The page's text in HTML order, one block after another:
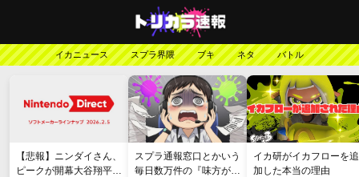
イカニュース スプラ界隈 ブキ ネタ バトル
【悲報】ニンダイさん、
ピークが開幕大谷翔平の
スプラ通報窓口とかいう
毎日数万件の『味方が弱
イカ研がイカフローを追
加した本当の理由